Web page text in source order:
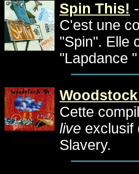
Spin This!
C'est une
"Spin". Elle
"Lapdance
Cette
live exclusif
Slavery.